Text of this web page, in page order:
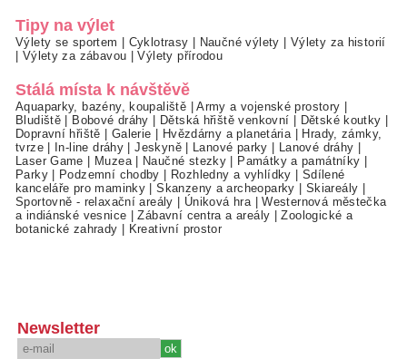
Tipy na výlet
Výlety se sportem Cyklotrasy Naučné výlety
Výlety za historií
Výlety za zábavou |Výlety přírodou
Stálá místa k návštěvě
Aquaparky, bazény, koupaliště |Army a vojenské prostory
Bludiště
Bobové dráhy Dětská hřiště venkovní Dětské koutky
Dopravní hřiště
Galerie Hvězdárny a planetária|
Hrady, zámky,
tvrze| In-line dráhy |Jeskyně| Lanové parky Lanové dráhy
Laser Game
Muzea| Naučné stezky Památky a památníky
Parky| Podzemní chodby Rozhledny a vyhlídky
Sdílené
kanceláře pro maminky |Skanzeny a archeoparky Skiareály
Sportovně - relaxační areály
Úniková hra|Westernová městečka
a indiánské vesnice |Zábavní centra a areály |Zoologické a
botanické zahrady
Kreativní prostor
Newsletter